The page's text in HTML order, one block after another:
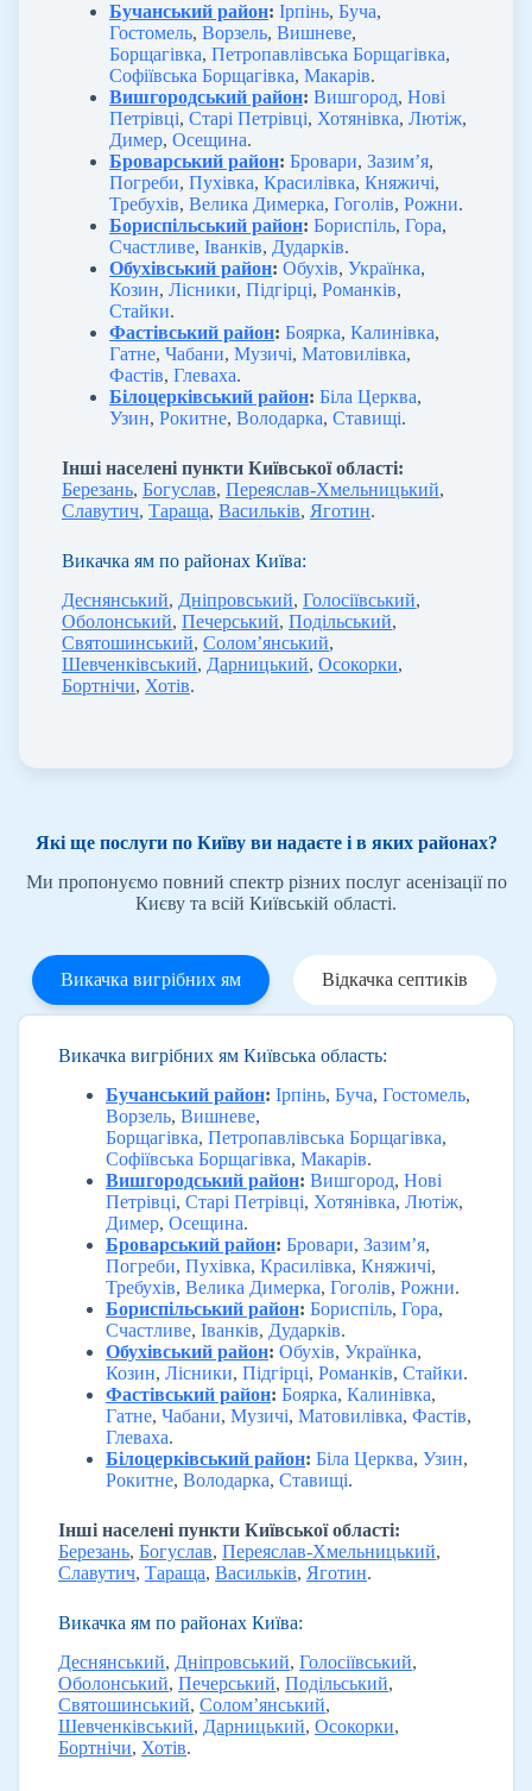
Бучанський район: Ірпінь, Буча,
Гостомель, Ворзель, Вишневе,
Борщагівка, Петропавлівська Борщагівка,
Софіївська Борщагівка, Макарів.
Вишгородський район: Вишгород, Нові
Петрівці, Старі Петрівці, Хотянівка, Лютіж,
Димер, Осещина.
Броварський район: Бровари, Зазим’я,
Погреби, Пухівка, Красилівка, Княжичі,
Требухів, Велика Димерка, Гоголів, Рожни.
Бориспільський район: Бориспіль, Гора,
Счастливе, Іванків, Дударків.
Обухівський район: Обухів, Українка,
Козин, Лісники, Підгірці, Романків,
Стайки.
Фастівський район: Боярка, Калинівка,
Гатне, Чабани, Музичі, Матовилівка,
Фастів, Глеваха.
Білоцерківський район: Біла Церква,
Узин, Рокитне, Володарка, Ставищі.
Інші населені пункти Київської області:
Березань, Богуслав, Переяслав-Хмельницький,
Славутич, Тараща, Васильків, Яготин.
Викачка ям по районах Київа:
Деснянський, Дніпровський, Голосіївський,
Оболонський, Печерський, Подільський,
Святошинський, Солом’янський,
Шевченківський, Дарницький, Осокорки,
Бортнічи, Хотів.
Які ще послуги по Київу ви надаєте і в яких районах?
Ми пропонуємо повний спектр різних послуг асенізації по
Києву та всій Київській області.
Викачка вигрібних ям Відкачка септиків
Викачка вигрібних ям Київська область:
Бучанський район: Ірпінь, Буча, Гостомель,
Ворзель, Вишневе,
Борщагівка, Петропавлівська Борщагівка,
Софіївська Борщагівка, Макарів.
Вишгородський район: Вишгород, Нові
Петрівці, Старі Петрівці, Хотянівка, Лютіж,
Димер, Осещина.
Броварський район: Бровари, Зазим’я,
Погреби, Пухівка, Красилівка, Княжичі,
Требухів, Велика Димерка, Гоголів, Рожни.
Бориспільський район: Бориспіль, Гора,
Счастливе, Іванків, Дударків.
Обухівський район: Обухів, Українка,
Козин, Лісники, Підгірці, Романків, Стайки.
Фастівський район: Боярка, Калинівка,
Гатне, Чабани, Музичі, Матовилівка, Фастів,
Глеваха.
Білоцерківський район: Біла Церква, Узин,
Рокитне, Володарка, Ставищі.
Інші населені пункти Київської області:
Березань, Богуслав, Переяслав-Хмельницький,
Славутич, Тараща, Васильків, Яготин.
Викачка ям по районах Київа:
Деснянський, Дніпровський, Голосіївський,
Оболонський, Печерський, Подільський,
Святошинський, Солом’янський,
Шевченківський, Дарницький, Осокорки,
Бортнічи, Хотів.